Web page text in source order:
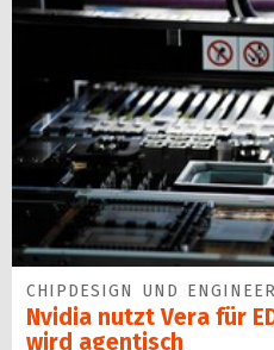
CHIPDESIGN UND
Nvidia nutzt Vera für
wird agentisch